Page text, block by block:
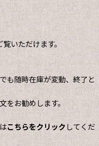
いただけます。
も随時在庫が変動、終了と
をお勧めします。
こちらをクリックしてくだ